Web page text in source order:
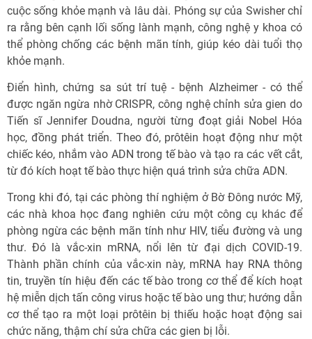
cuộc sống khỏe mạnh và lâu dài. Phóng sự của Swisher chỉ
ra rằng bên cạnh lối sống lành mạnh, công nghệ y khoa có
thể phòng chống các bệnh mãn tính, giúp kéo dài tuổi thọ
khỏe mạnh.
Điển hình, chứng sa sút trí tuệ - bệnh Alzheimer - có thể
được ngăn ngừa nhờ CRISPR, công nghệ chỉnh sửa gien do
Tiến sĩ Jennifer Doudna, người từng đoạt giải Nobel Hóa
học, đồng phát triển. Theo đó, prôtêin hoạt động như một
chiếc kéo, nhắm vào ADN trong tế bào và tạo ra các vết cắt,
từ đó kích hoạt tế bào thực hiện quá trình sửa chữa ADN.
Trong khi đó, tại các phòng thí nghiệm ở Bờ Đông nước Mỹ,
các nhà khoa học đang nghiên cứu một công cụ khác để
phòng ngừa các bệnh mãn tính như HIV, tiểu đường và ung
thư. Đó là vắc-xin mRNA, nổi lên từ đại dịch COVID-19.
Thành phần chính của vắc-xin này, mRNA hay RNA thông
tin, truyền tín hiệu đến các tế bào trong cơ thể để kích hoạt
hệ miễn dịch tấn công virus hoặc tế bào ung thư; hướng dẫn
cơ thể tạo ra một loại prôtêin bị thiếu hoặc hoạt động sai
chức năng, thậm chí sửa chữa các gien bị lỗi.